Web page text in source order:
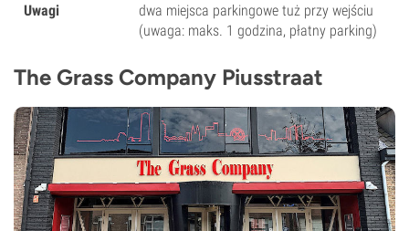
Uwagi
dwa miejsca parkingowe tuż przy wejściu
(uwaga: maks. 1 godzina, płatny parking)
The Grass Company Piusstraat